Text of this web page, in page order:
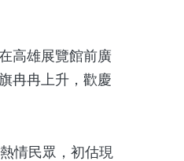
高雄展覽館前廣
冉冉上升，歡慶
情民眾，初估現